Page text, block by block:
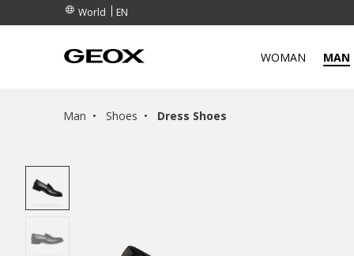
World EN
WOMAN MAN
Man Shoes Dress Shoes